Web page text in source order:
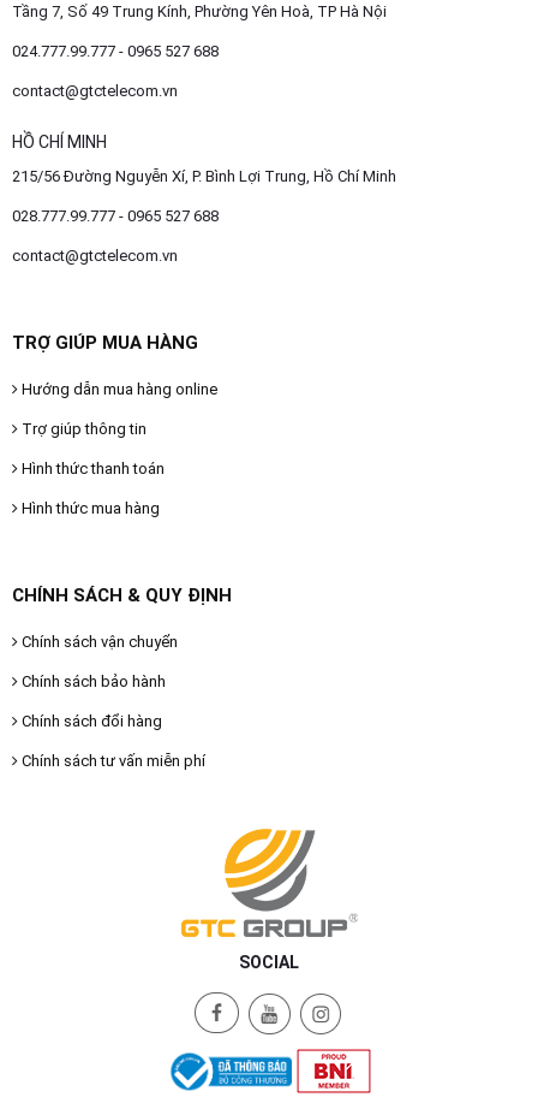
Tầng 7, Số 49 Trung Kính, Phường Yên Hoà, TP Hà Nội
024.777.99.777 - 0965 527 688
contact@gtctelecom.vn
HỒ CHÍ MINH
215/56 Đường Nguyễn Xí, P. Bình Lợi Trung, Hồ Chí Minh
028.777.99.777 - 0965 527 688
contact@gtctelecom.vn
TRỢ GIÚP MUA HÀNG
Hướng dẫn mua hàng online
Trợ giúp thông tin
Hình thức thanh toán
Hình thức mua hàng
CHÍNH SÁCH & QUY ĐỊNH
Chính sách vận chuyển
Chính sách bảo hành
Chính sách đổi hàng
Chính sách tư vấn miễn phí
SOCIAL